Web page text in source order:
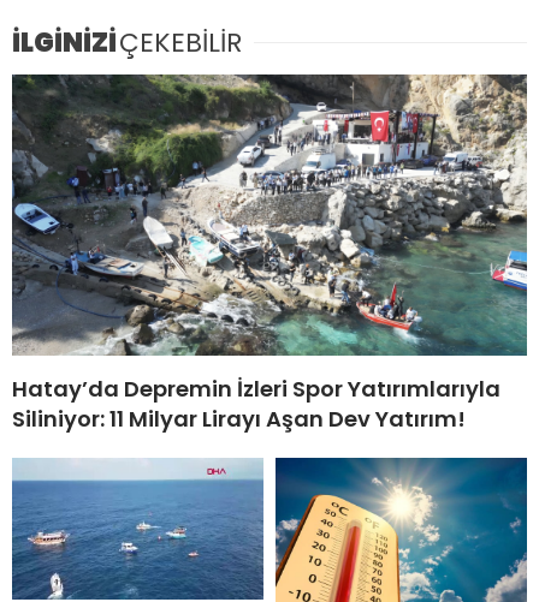
İLGİNİZİÇEKEBİLİR
Hatay’da Depremin İzleri Spor Yatırımlarıyla
Siliniyor: 11 Milyar Lirayı Aşan Dev Yatırım!